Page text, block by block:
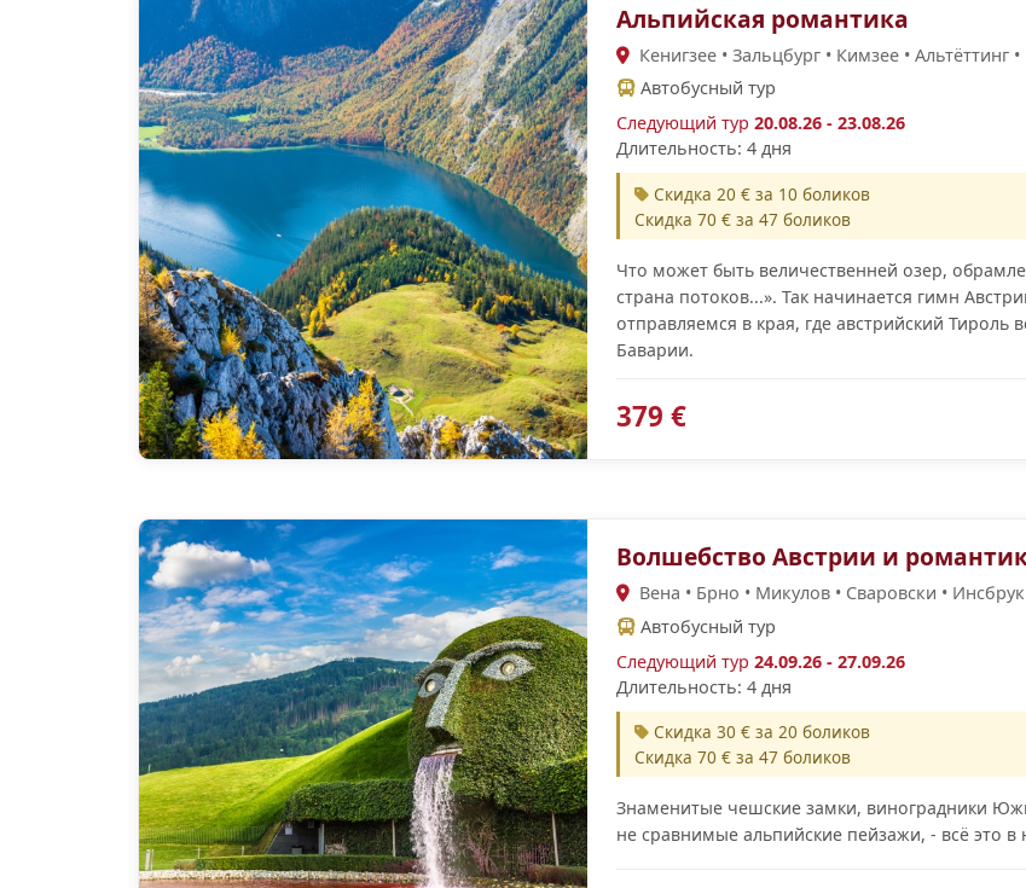
Альпийская романтика
Кенигзее • Зальцбург • Кимзее • Альтёттинг •
Автобусный тур
Следующий тур20.08.26 - 23.08.26
Длительность: 4 дня
Скидка 20 € за 10 боликов
Скидка 70 € за 47 боликов
Что может быть величественней озер,
страна потоков...». Так начинается гимн
отправляемся в края, где австрийский Тироль
Баварии.
379 €
Волшебство Австрии и
Вена • Брно • Микулов • Сваровски • Инсбрук
Автобусный тур
Следующий тур24.09.26 - 27.09.26
Длительность: 4 дня
Скидка 30 € за 20 боликов
Скидка 70 € за 47 боликов
Знаменитые чешские замки, виноградники
не сравнимые альпийские пейзажи, - всё это в